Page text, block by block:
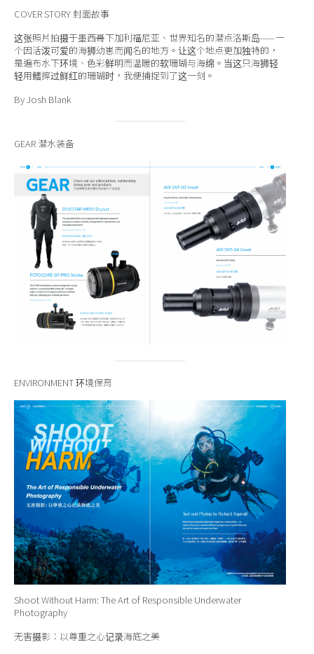
COVER STORY 封面故事
这张照片拍摄于墨西哥下加利福尼亚、世界知名的潜点洛斯岛——一
个因活泼可爱的海狮幼崽而闻名的地方。让这个地点更加独特的，
是遍布水下环境、色彩鲜明而温暖的软珊瑚与海绵。当这只海狮轻
轻用鳍擦过鲜红的珊瑚时，我便捕捉到了这一刻。
By Josh Blank
GEAR 潜水装备
ENVIRONMENT 环境保育
Shoot Without Harm: The Art of Responsible Underwater
Photography
无害摄影：以尊重之心记录海底之美